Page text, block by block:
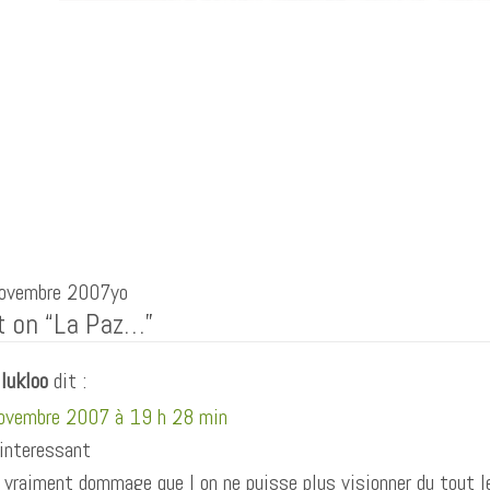
2007yo
“La Paz…”
lukloodit :
2007 à 19 h 28 min
dommage que l on ne puisse plus visionner du tout